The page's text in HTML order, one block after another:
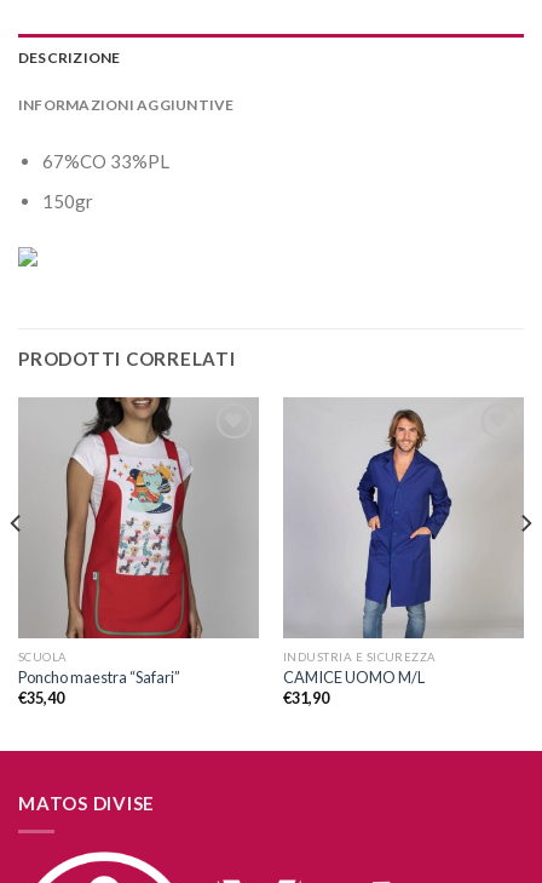
DESCRIZIONE
INFORMAZIONI AGGIUNTIVE
67%CO 33%PL
150gr
PRODOTTI CORRELATI
SCUOLA
Poncho maestra “Safari”
€35,40
INDUSTRIA E SICUREZZA
CAMICE UOMO M/L
€31,90
MATOS DIVISE